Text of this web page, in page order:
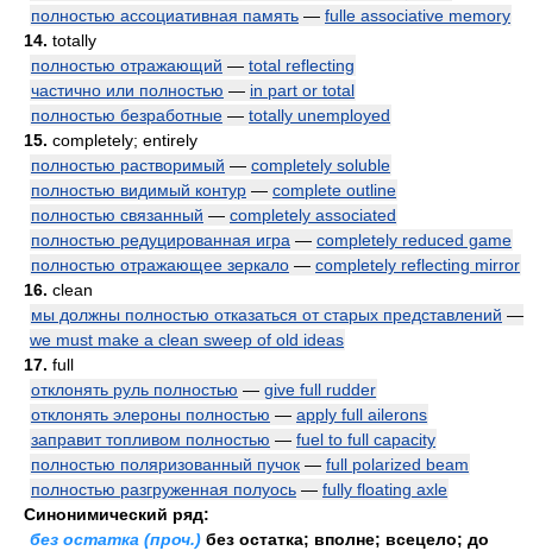
полностью ассоциативная память — fulle associative memory
14. totally
полностью отражающий — total reflecting
частично или полностью — in part or total
полностью безработные — totally unemployed
15. completely; entirely
полностью растворимый — completely soluble
полностью видимый контур — complete outline
полностью связанный — completely associated
полностью редуцированная игра — completely reduced game
полностью отражающее зеркало — completely reflecting mirror
16. clean
мы должны полностью отказаться от старых представлений —
we must make a clean sweep of old ideas
17. full
отклонять руль полностью — give full rudder
отклонять элероны полностью — apply full ailerons
заправит топливом полностью — fuel to full capacity
полностью поляризованный пучок — full polarized beam
полностью разгруженная полуось — fully floating axle
Синонимический ряд:
без остатка (проч.) без остатка; вполне; всецело; до